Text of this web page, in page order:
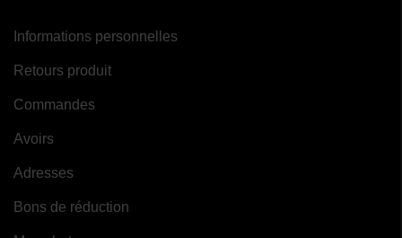
Informations personnelles
Retours produit
Commandes
Avoirs
Adresses
Bons de réduction